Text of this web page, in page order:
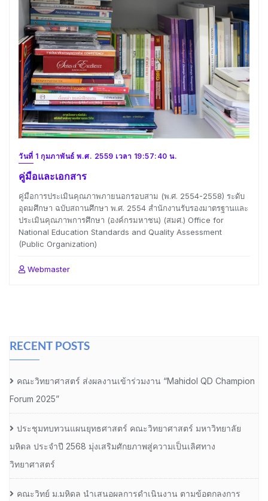
วันที่ 1 กุมภาพันธ์ พ.ศ. 2559 เวลา 19:57:40 น.
คู่มือและเอกสาร
คู่มือการประเมินคุณภาพภายนอกรอบสาม (พ.ศ. 2554-2558) ระดับ
อุดมศึกษา ฉบับสถานศึกษา พ.ศ. 2554 สำนักงานรับรองมาตรฐานและ
ประเมินคุณภาพการศึกษา (องค์กรมหาชน) (สมศ.) Office for
National Education Standards and Quality Assessment
(Public Organization)
Webmaster
RECENT POSTS
คณะวิทยาศาสตร์ ส่งผลงานเข้าร่วมงาน “Mahidol QD Champion
Forum 2025”
ประชุมทบทวนแผนยุทธศาสตร์ คณะวิทยาศาสตร์ มหาวิทยาลัย
มหิดล ประจำปี 2568 มุ่งเสริมศักยภาพสู่ความเป็นเลิศทาง
วิทยาศาสตร์
คณะวิทย์ ม.มหิดล นำเสนอผลการดำเนินงาน ตามข้อตกลงการ